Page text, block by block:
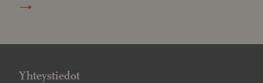
Yhteystiedot